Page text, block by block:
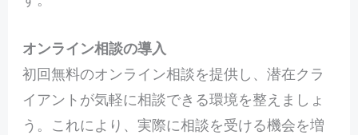
オンライン相談の導入
初回無料のオンライン相談を提供し、潜在クラ
イアントが気軽に相談できる環境を整えましょ
う。これにより、実際に相談を受ける機会を増